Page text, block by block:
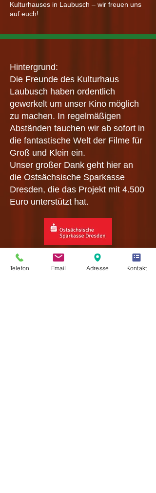
Kulturhauses in Laubusch – wir freuen uns
auf euch!
Hintergrund:
Die Freunde des Kulturhaus
Laubusch haben ordentlich
gewerkelt um unser Kino möglich
zu machen. In regelmäßigen
Abständen tauchen wir ab sofort in
die fantastische Welt der Filme für
Groß und Klein ein.
Unser großer Dank geht hier an
die Ostsächsische Sparkasse
Dresden, die das Projekt mit 4.500
Euro unterstützt hat.
Telefon Email Adresse Kontakt